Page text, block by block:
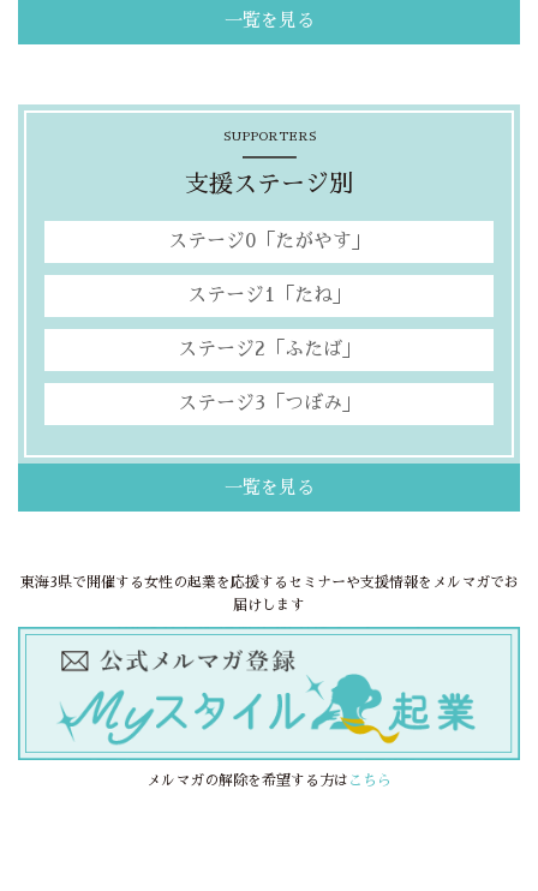
一覧を見る
SUPPORTERS
支援ステージ別
ステージ0「たがやす」
ステージ1「たね」
ステージ2「ふたば」
ステージ3「つぼみ」
一覧を見る
東海3県で開催する女性の起業を応援するセミナーや支援情報をメルマガでお
届けします
メルマガの解除を希望する方は こちら